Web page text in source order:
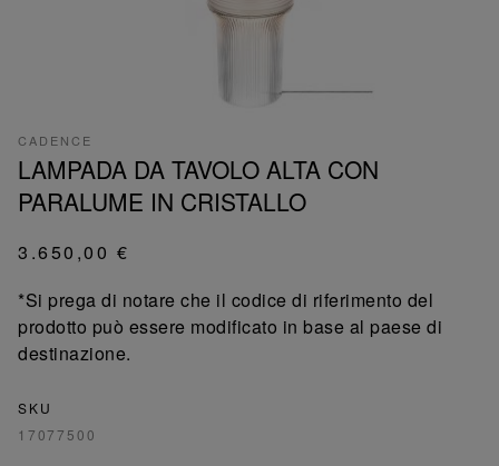
CADENCE
LAMPADA DA TAVOLO ALTA CON
PARALUME IN CRISTALLO
3.650,00 €
*Si prega di notare che il codice di riferimento del
prodotto può essere modificato in base al paese di
destinazione.
SKU
17077500